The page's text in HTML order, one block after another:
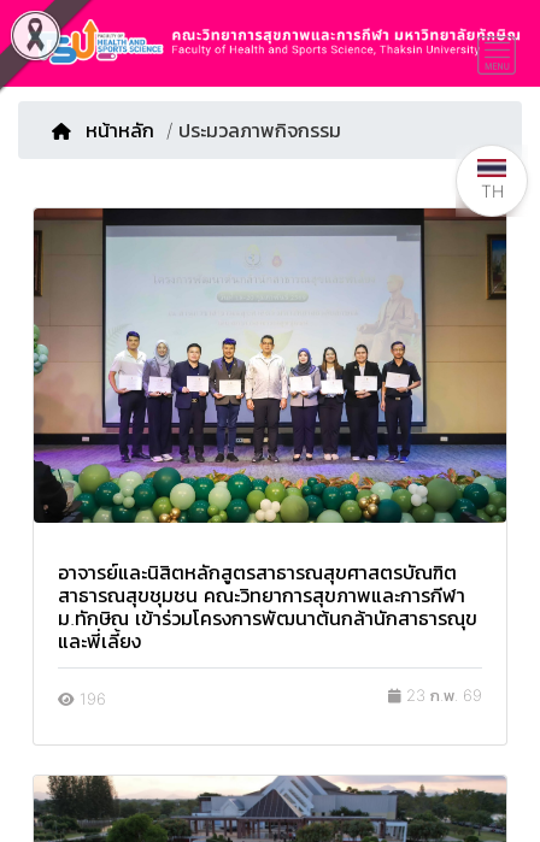
หน้าหลัก / ประมวลภาพกิจกรรม
อาจารย์และนิสิตหลักสูตรสาธารณสุขศาสตรบัณฑิต
สาธารณสุขชุมชน คณะวิทยาการสุขภาพและการกีฬา
ม.ทักษิณ เข้าร่วมโครงการพัฒนาต้นกล้านักสาธารณุข
และพี่เลี้ยง
196 23 ก.พ. 69
TH